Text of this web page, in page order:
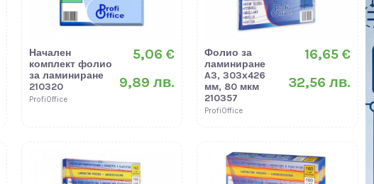
Начален
комплект фолио
за ламиниране
210320
ProfiOffice
5,06 €
9,89 лв.
Фолио за
ламиниране
A3, 303х426
мм, 80 мкм
210357
ProfiOffice
16,65 €
32,56 лв.